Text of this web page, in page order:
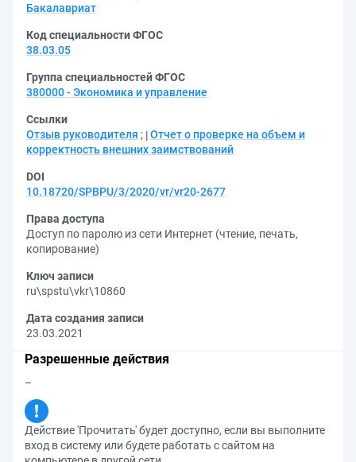
Бакалавриат
Код специальности ФГОС
38.03.05
Группа специальностей ФГОС
380000 - Экономика и управление
Ссылки
Отзыв руководителя ; Отчет о проверке на объем и
корректность внешних заимствований
DOI
10.18720/SPBPU/3/2020/vr/vr20-2677
Права доступа
Доступ по паролю из сети Интернет (чтение, печать,
копирование)
Ключ записи
ru\spstu\vkr\10860
Дата создания записи
23.03.2021
Разрешенные действия
–
Действие 'Прочитать' будет доступно, если вы выполните
вход в систему или будете работать с сайтом на